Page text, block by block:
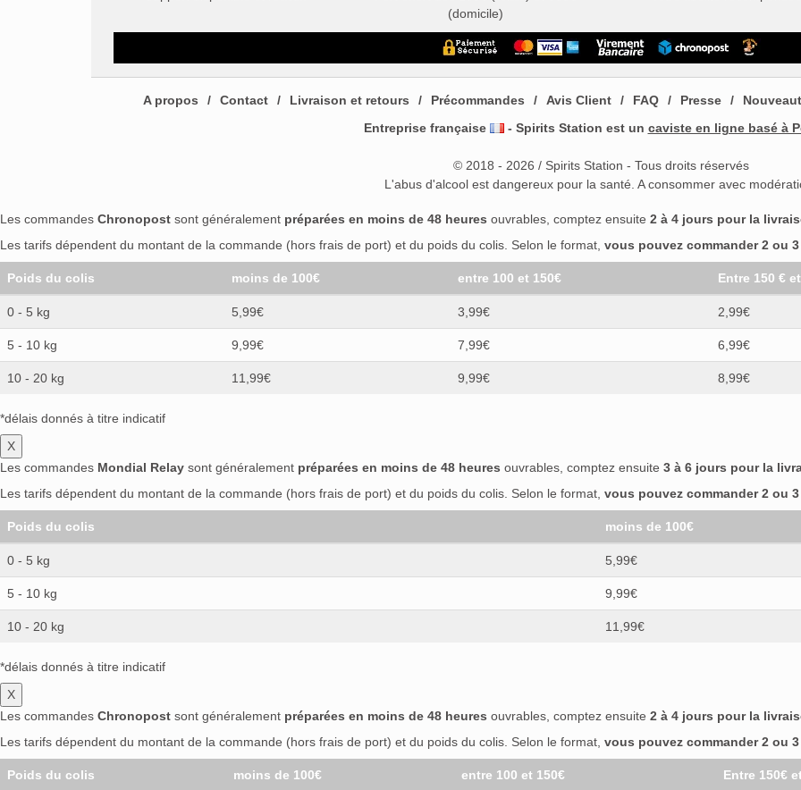
(domicile)
A propos Contact Livraison et retours Précommandes Avis Client FAQ Presse
Entreprise française
- Spirits Station est un caviste en ligne basé à
© 2018 - 2026 / Spirits Station - Tous droits réservés
L'abus d'alcool est dangereux pour la santé. A consommer avec
Les commandes Chronopost sont généralement préparées en moins de 48 heures ouvrables, comptez ensuite 2 à 4 jours pour la
Les tarifs dépendent du montant de la commande (hors frais de port) et du poids du colis. Selon le format, vous pouvez commander 2 ou
Poids du colis moins de 100€ entre 100 et 150€ Entre 150 €
0 - 5 kg 5,99€ 3,99€ 2,99€
5 - 10 kg 9,99€ 7,99€ 6,99€
10 - 20 kg 11,99€ 9,99€ 8,99€
*délais donnés à titre indicatif
X
Les commandes Mondial Relay sont généralement préparées en moins de 48 heures ouvrables, comptez ensuite 3 à 6 jours pour la
Les tarifs dépendent du montant de la commande (hors frais de port) et du poids du colis. Selon le format, vous pouvez commander 2 ou
Poids du colis moins de 100€
0 - 5 kg 5,99€
5 - 10 kg 9,99€
10 - 20 kg 11,99€
*délais donnés à titre indicatif
X
Les commandes Chronopost sont généralement préparées en moins de 48 heures ouvrables, comptez ensuite 2 à 4 jours pour la
Les tarifs dépendent du montant de la commande (hors frais de port) et du poids du colis. Selon le format, vous pouvez commander 2 ou
Poids du colis moins de 100€ entre 100 et 150€ Entre 150€